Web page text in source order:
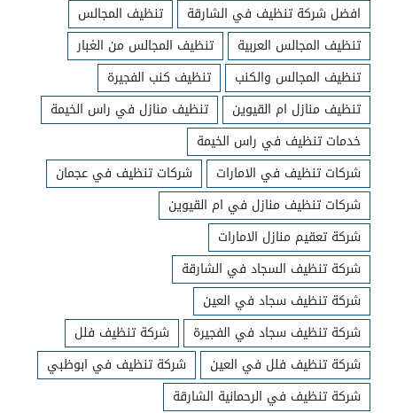
افضل شركة تنظيف في الشارقة
تنظيف المجالس
تنظيف المجالس العربية
تنظيف المجالس من الغبار
تنظيف المجالس والكنب
تنظيف كنب الفجيرة
تنظيف منازل ام القيوين
تنظيف منازل في راس الخيمة
خدمات تنظيف في راس الخيمة
شركات تنظيف في الامارات
شركات تنظيف في عجمان
شركات تنظيف منازل في ام القيوين
شركة تعقيم منازل الامارات
شركة تنظيف السجاد في الشارقة
شركة تنظيف سجاد في العين
شركة تنظيف سجاد في الفجيرة
شركة تنظيف فلل
شركة تنظيف فلل في العين
شركة تنظيف في ابوظبي
شركة تنظيف في الرحمانية الشارقة